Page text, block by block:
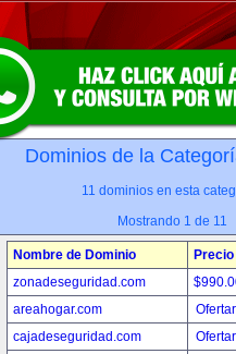
Dominios de la
11 dominios en esta
Mostrando 1 de 11
Nombre de Dominio
Precio
zonadeseguridad.com
areahogar.com
cajadeseguridad.com